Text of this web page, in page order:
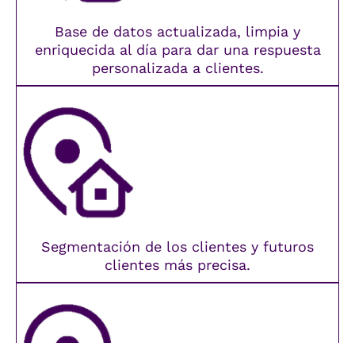
Base de datos actualizada, limpia y
enriquecida al día para dar una respuesta
personalizada a clientes.
Segmentación de los clientes y futuros
clientes más precisa.